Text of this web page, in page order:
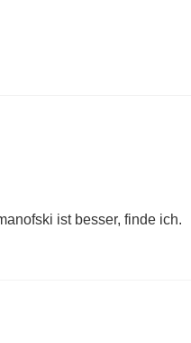
ist besser, finde ich.